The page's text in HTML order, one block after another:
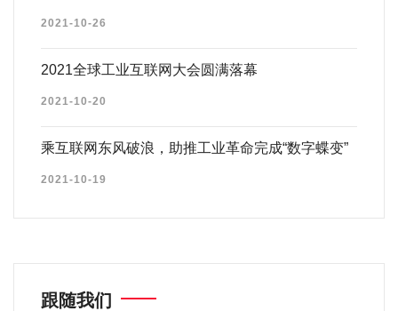
2021-10-26
2021全球工业互联网大会圆满落幕
2021-10-20
乘互联网东风破浪，助推工业革命完成“数字蝶变”
2021-10-19
跟随我们